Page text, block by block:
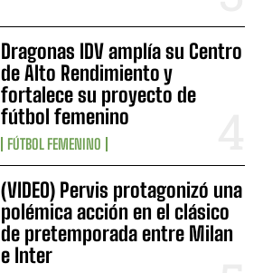
Dragonas IDV amplía su Centro
de Alto Rendimiento y
fortalece su proyecto de
fútbol femenino
FÚTBOL FEMENINO
(VIDEO) Pervis protagonizó una
polémica acción en el clásico
de pretemporada entre Milan
e Inter